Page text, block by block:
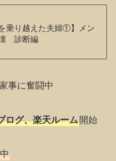
を乗り越えた夫婦①】メン
診断編
事に奮闘中
ログ、楽天ルーム開始